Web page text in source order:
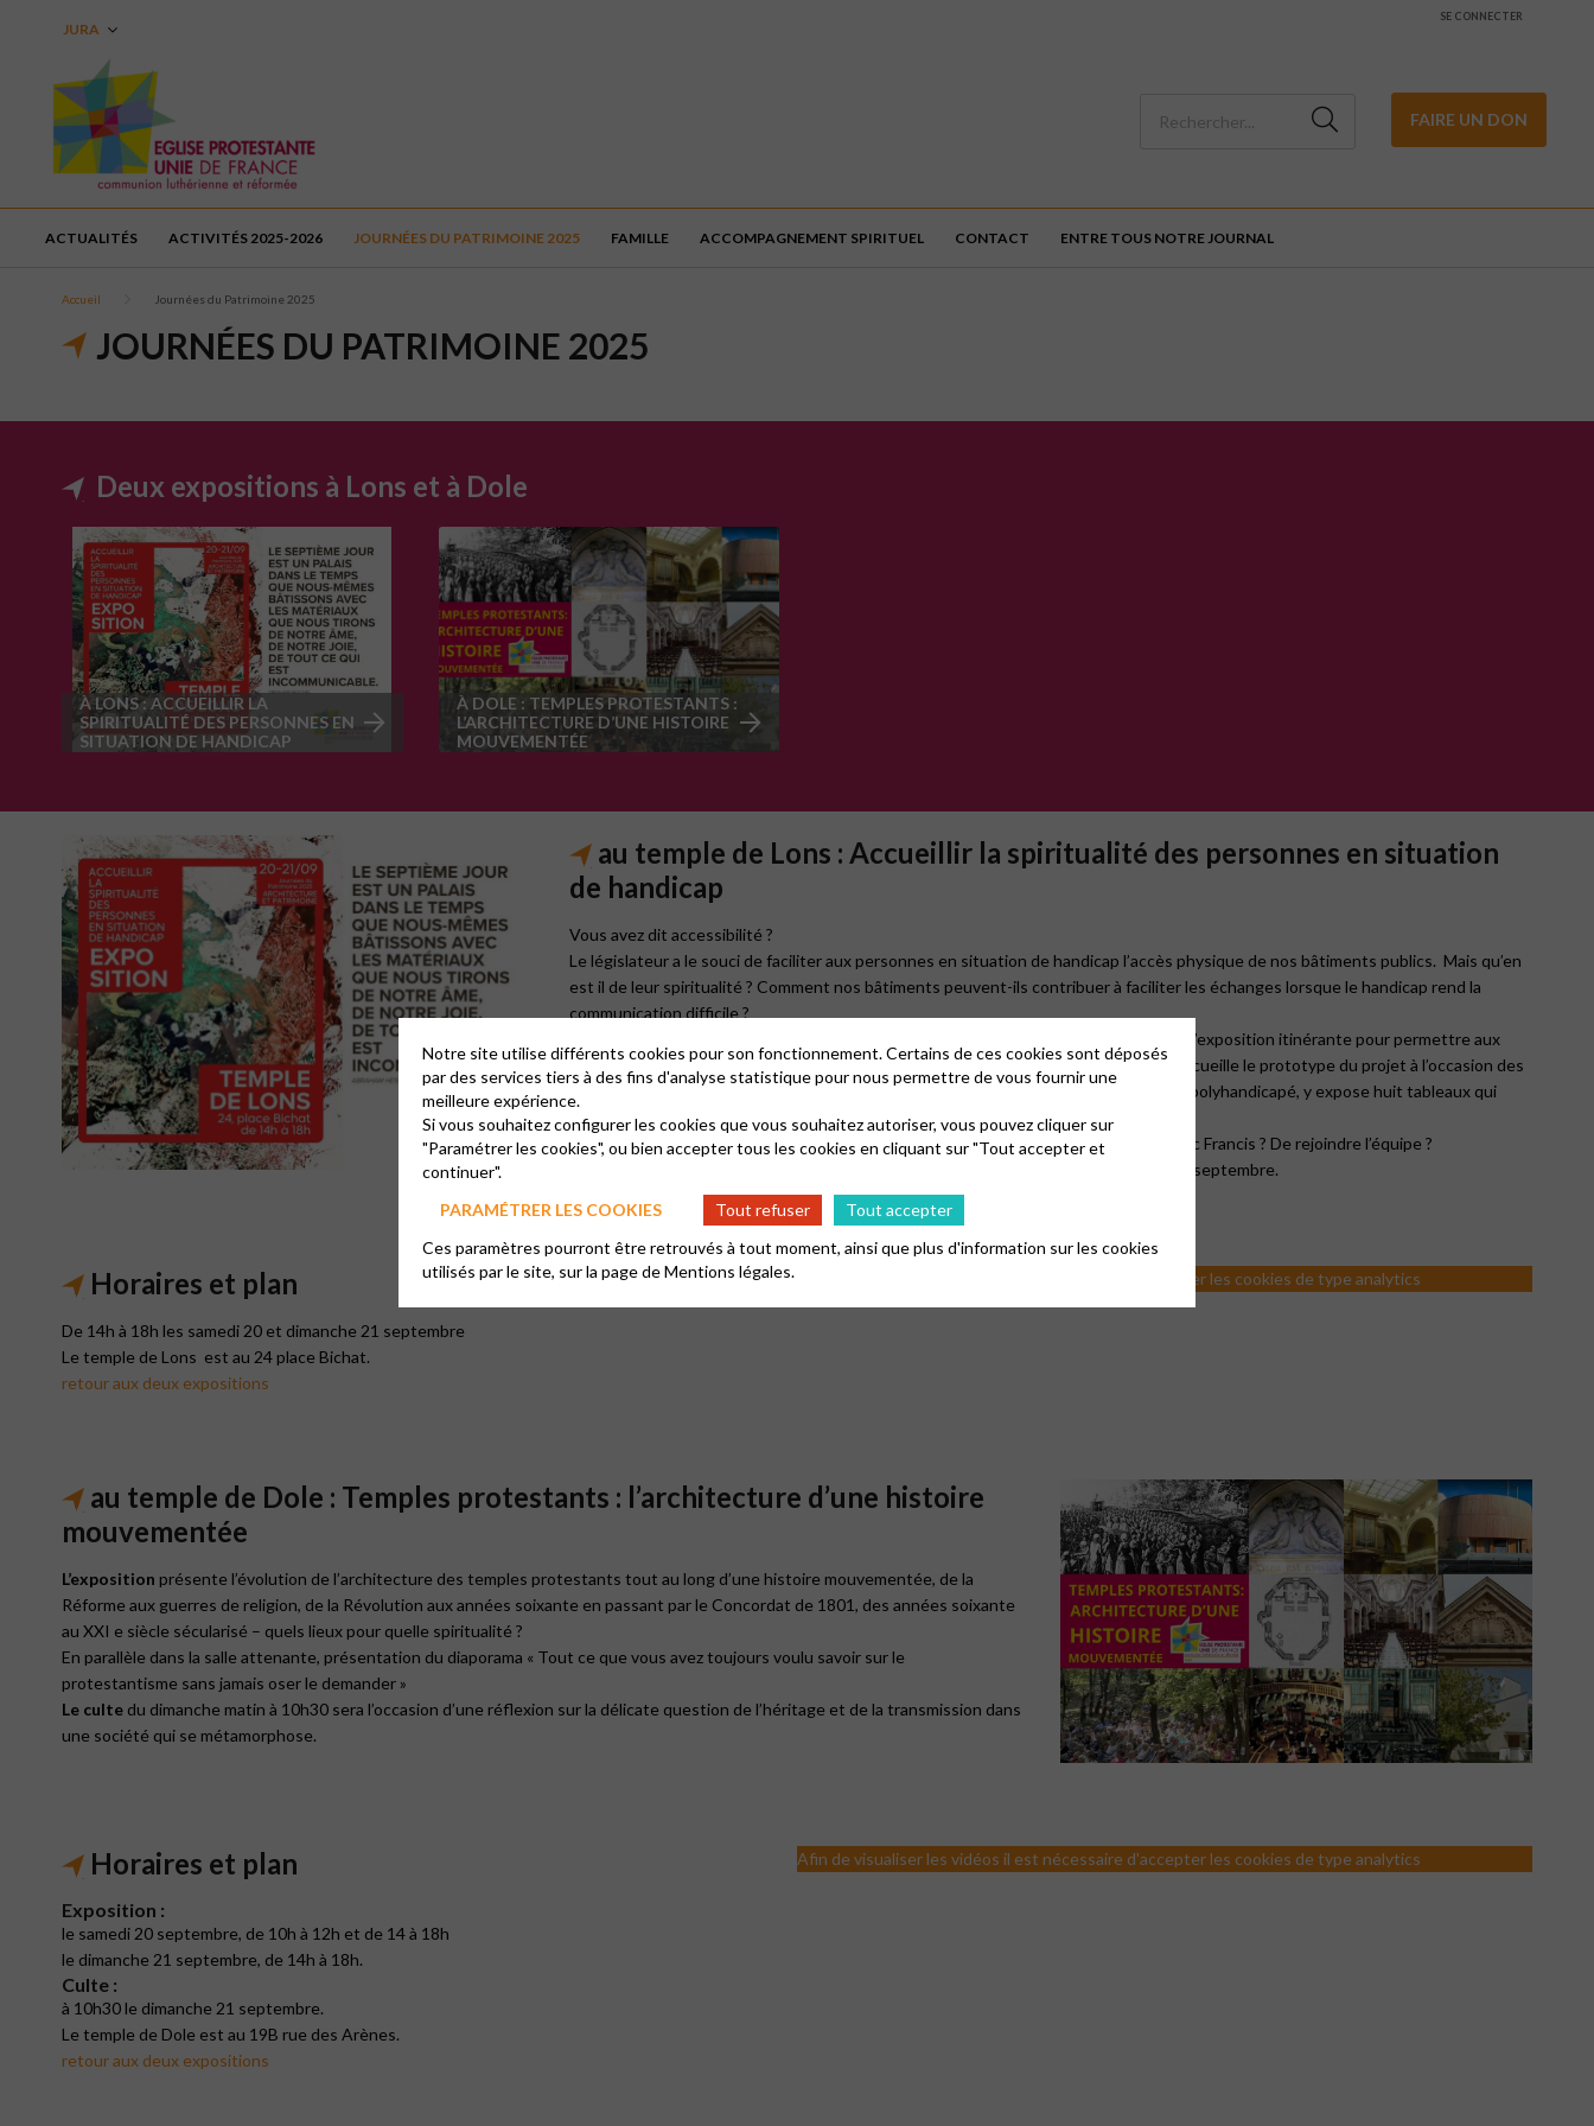
JURA
SE CONNECTER
FAIRE UN DON
ACTUALITÉS ACTIVITÉS 2025-2026 JOURNÉES DU PATRIMOINE 2025 FAMILLE ACCOMPAGNEMENT SPIRITUEL CONTACT ENTRE TOUS NOTRE JOURNAL
Accueil Journées du Patrimoine 2025
JOURNÉES DU PATRIMOINE 2025
Deux expositions à Lons et à Dole
À LONS : ACCUEILLIR LA
SPIRITUALITÉ DES PERSONNES EN
SITUATION DE HANDICAP
À DOLE : TEMPLES PROTESTANTS :
L’ARCHITECTURE D’UNE HISTOIRE
MOUVEMENTÉE
au temple de Lons : Accueillir la spiritualité des personnes en situation
de handicap
Vous avez dit accessibilité ?
Le législateur a le souci de faciliter aux personnes en situation de handicap l’accès physique de nos bâtiments publics. Mais qu’en
est il de leur spiritualité ? Comment nos bâtiments peuvent-ils contribuer à faciliter les échanges lorsque le handicap rend la
communication difficile ?
La région Est-Montbéliard de l’Église Protestante Unie de France prépare un projet d’exposition itinérante pour permettre aux
personnes en situation de handicap d’exprimer leur spiritualité. Le temple de Lons accueille le prototype du projet à l’occasion des
Journées du Patrimoine : pour lancer le projet et partager avec vous, Francis Benoît, polyhandicapé, y expose huit tableaux qui
expriment sa spiritualité
Envie de donner votre avis et vos idées ? D’exposer vous aussi dans nos temples avec Francis ? De rejoindre l’équipe ?
C’est au temple de Lons, 24 place Bichat, de 14h à 18h les samedi 20 et dimanche 21 septembre.
Afin de visualiser les vidéos il est nécessaire d'accepter les cookies de type analytics
Horaires et plan
De 14h à 18h les samedi 20 et dimanche 21 septembre
Le temple de Lons est au 24 place Bichat.
retour aux deux expositions
au temple de Dole : Temples protestants : l’architecture d’une histoire
mouvementée
L’exposition présente l’évolution de l’architecture des temples protestants tout au long d’une histoire mouvementée, de la
Réforme aux guerres de religion, de la Révolution aux années soixante en passant par le Concordat de 1801, des années soixante
au XXI e siècle sécularisé – quels lieux pour quelle spiritualité ?
En parallèle dans la salle attenante, présentation du diaporama « Tout ce que vous avez toujours voulu savoir sur le
protestantisme sans jamais oser le demander »
Le culte du dimanche matin à 10h30 sera l’occasion d’une réflexion sur la délicate question de l’héritage et de la transmission dans
une société qui se métamorphose.
Afin de visualiser les vidéos il est nécessaire d'accepter les cookies de type analytics
Horaires et plan
Exposition :
le samedi 20 septembre, de 10h à 12h et de 14 à 18h
le dimanche 21 septembre, de 14h à 18h.
Culte :
à 10h30 le dimanche 21 septembre.
Le temple de Dole est au 19B rue des Arènes.
retour aux deux expositions
Notre site utilise différents cookies pour son fonctionnement. Certains de ces cookies sont déposés
par des services tiers à des fins d'analyse statistique pour nous permettre de vous fournir une
meilleure expérience.
Si vous souhaitez configurer les cookies que vous souhaitez autoriser, vous pouvez cliquer sur
"Paramétrer les cookies", ou bien accepter tous les cookies en cliquant sur "Tout accepter et
continuer".
PARAMÉTRER LES COOKIES
Tout refuser
Tout accepter
Ces paramètres pourront être retrouvés à tout moment, ainsi que plus d'information sur les cookies
utilisés par le site, sur la page deMentions légales.